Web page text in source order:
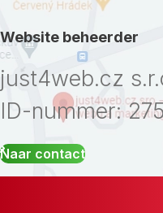
Website beheerder
just4web.cz
ID-nummer:
Naar contact